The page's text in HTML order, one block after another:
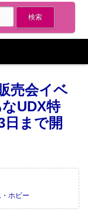
売会イベ
UDX特
日まで開
ホビー